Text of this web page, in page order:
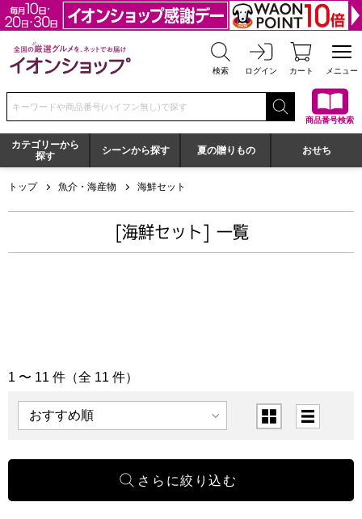
全国の厳選グルメを、ネットでお届け イオンショップ
検索 ログイン カート メニュー
検索キーワードまたは商品番号を入力してください
商品番号検索
カテゴリーから
探す
シーンから探す 夏の贈りもの おせち
トップ 魚介・海産物 海鮮セット
[海鮮セット] 一覧
「海鮮セット」の商品一覧
1 〜 11 件（全 11 件）
表示順 表示切替